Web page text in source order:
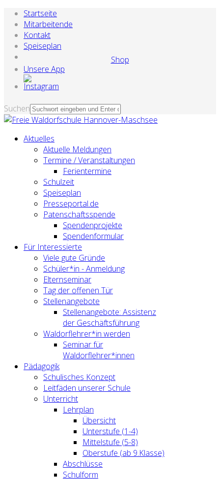
Startseite
Mitarbeitende
Kontakt
Speiseplan
Shop
Unsere App
Suchen
Aktuelles
Aktuelle Meldungen
Termine / Veranstaltungen
Ferientermine
Schulzeit
Speiseplan
Presseportal.de
Patenschaftsspende
Spendenprojekte
Spendenformular
Für Interessierte
Viele gute Gründe
Schüler*in - Anmeldung
Elternseminar
Tag der offenen Tür
Stellenangebote
Stellenangebote: Assistenz
der Geschäftsführung
Waldorflehrer*in werden
Seminar für
Waldorflehrer*innen
Pädagogik
Schulisches Konzept
Leitfäden unserer Schule
Unterricht
Lehrplan
Übersicht
Unterstufe (1-4)
Mittelstufe (5-8)
Oberstufe (ab 9.Klasse)
Abschlüsse
Schulform